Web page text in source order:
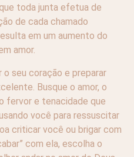
toda junta efetua de
de cada chamado
em um aumento do
amor.
seu coração e preparar
Busque o amor, o
fervor e tenacidade que
você para ressuscitar
criticar você ou brigar com
com ela, escolha o